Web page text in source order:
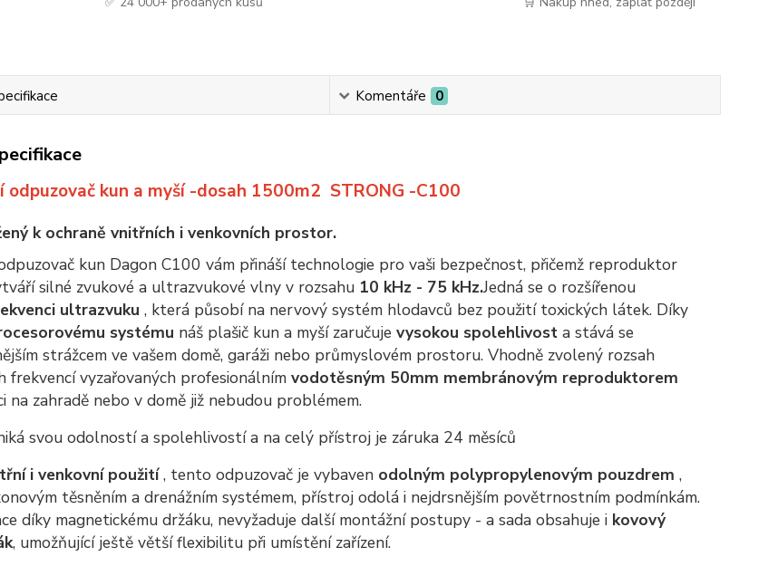
Komentáře 0
odpuzovač kun a myší -dosah 1500m2 STRONG -C100
k ochraně vnitřních i venkovních prostor.
kun Dagon C100 vám přináší technologie pro vaši bezpečnost, přičemž reproduktor
silné zvukové a ultrazvukové vlny v rozsahu 10 kHz - 75 kHz.Jedná se o rozšířenou
ultrazvuku , která působí na nervový systém hlodavců bez použití toxických látek. Díky
systému náš plašič kun a myší zaručuje vysokou spolehlivosta stává se
strážcem ve vašem domě, garáži nebo průmyslovém prostoru. Vhodně zvolený rozsah
frekvencí vyzařovaných profesionálním vodotěsným 50mm membránovým reproduktorem
na zahradě nebo v domě již nebudou problémem.
svou odolností a spolehlivostí a na celý přístroj je záruka 24 měsíců
i venkovní použití, tento odpuzovač je vybaven odolným polypropylenovým pouzdrem ,
těsněním a drenážním systémem, přístroj odolá i nejdrsnějším povětrnostním podmínkám.
díky magnetickému držáku, nevyžaduje další montážní postupy - a sada obsahuje i kovový
, umožňující ještě větší flexibilitu při umístění zařízení.